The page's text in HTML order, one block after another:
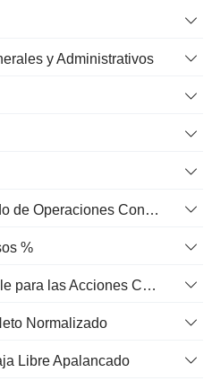
y Administrativos
Margen % de Resultado de Operaciones Continuas
%
Margen Neto Disponible para las Acciones Comunes %
Normalizado
Libre Apalancado